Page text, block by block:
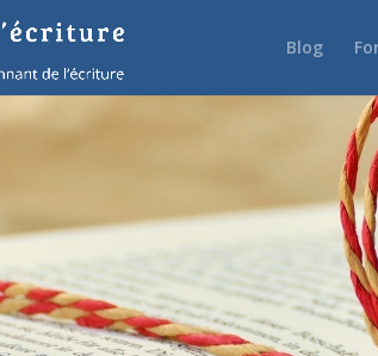
Blog